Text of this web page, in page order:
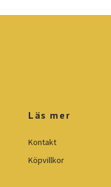
Läs mer
Kontakt
Köpvillkor